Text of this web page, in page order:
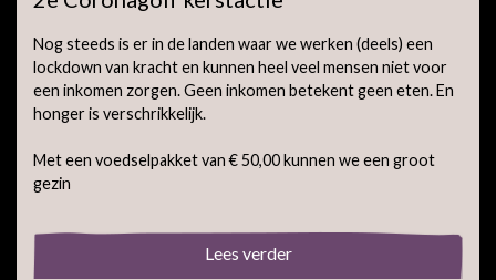
Nog steeds is er in de landen waar we werken (deels) een
lockdown van kracht en kunnen heel veel mensen niet voor
een inkomen zorgen. Geen inkomen betekent geen eten. En
honger is verschrikkelijk.
Met een voedselpakket van € 50,00 kunnen we een groot
gezin
Lees verder